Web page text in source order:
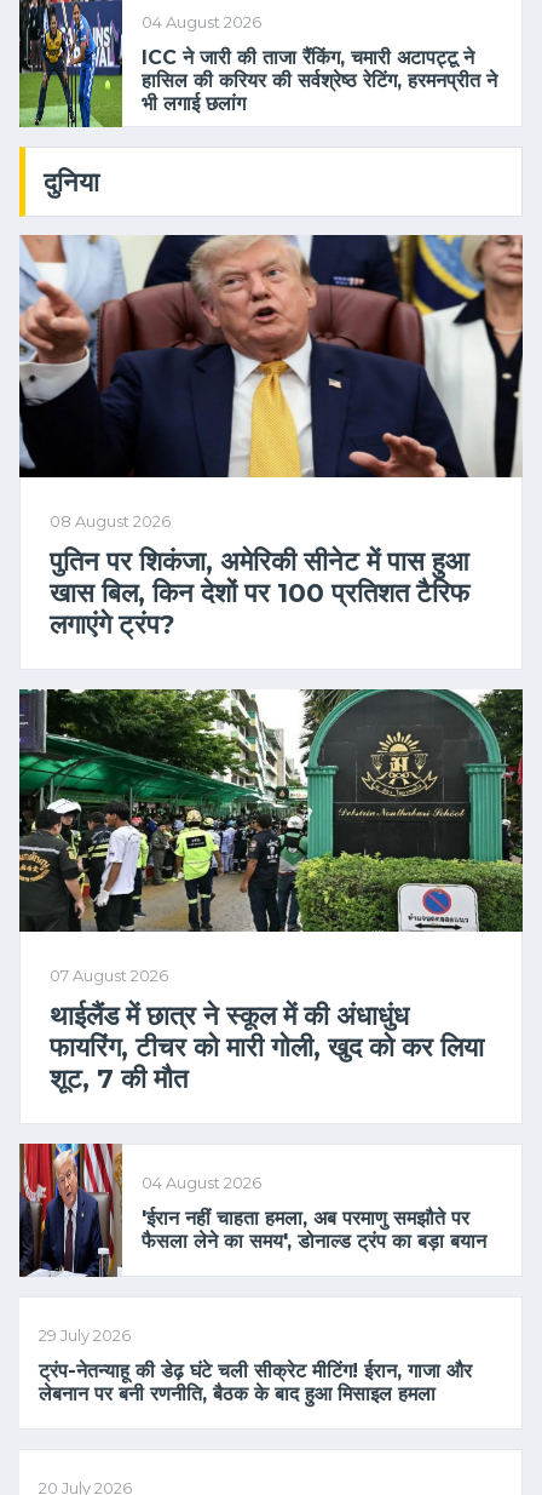
04 August 2026
ICC ने जारी की ताजा रैंकिंग, चमारी अटापट्टू ने
हासिल की करियर की सर्वश्रेष्ठ रेटिंग, हरमनप्रीत ने
भी लगाई छलांग
दुनिया
08 August 2026
पुतिन पर शिकंजा, अमेरिकी सीनेट में पास हुआ
खास बिल, किन देशों पर 100 प्रतिशत टैरिफ
लगाएंगे ट्रंप?
07 August 2026
थाईलैंड में छात्र ने स्कूल में की अंधाधुंध
फायरिंग, टीचर को मारी गोली, खुद को कर लिया
शूट, 7 की मौत
04 August 2026
'ईरान नहीं चाहता हमला, अब परमाणु समझौते पर
फैसला लेने का समय', डोनाल्ड ट्रंप का बड़ा बयान
29 July 2026
ट्रंप-नेतन्याहू की डेढ़ घंटे चली सीक्रेट मीटिंग! ईरान, गाजा और
लेबनान पर बनी रणनीति, बैठक के बाद हुआ मिसाइल हमला
20 July 2026